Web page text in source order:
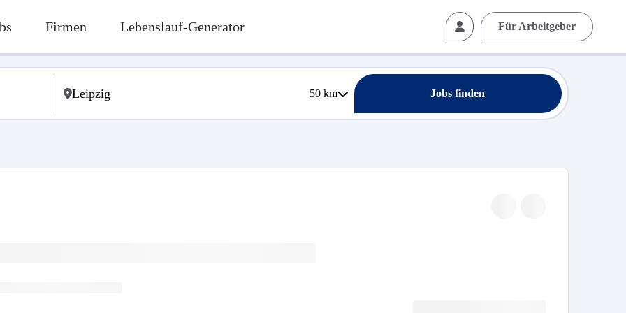
Firmen Lebenslauf-Generator Für Arbeitgeber
50km Jobs finden